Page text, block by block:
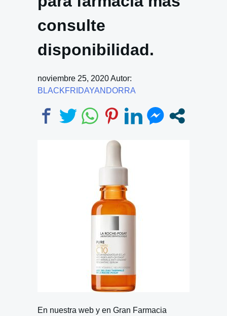
consulte
disponibilidad.
noviembre 25, 2020Autor:
BLACKFRIDAYANDORRA
En nuestra web y en Gran Farmacia